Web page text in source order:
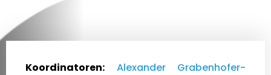
Koordinatoren:
Alexander Grabenhofer-